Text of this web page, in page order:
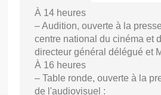
À 14 heures
– Audition, ouverte à la
centre national du cinéma et
directeur général délégué et
À 16 heures
– Table ronde, ouverte à la
de l'audiovisuel :